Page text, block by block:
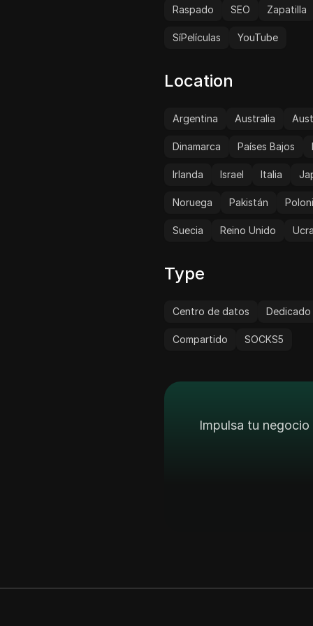
Raspado SEO Zapatilla
SíPelículas YouTube
Location
Argentina Australia
Dinamarca Países Bajos
Irlanda Israel Italia
Noruega Pakistán
Suecia Reino Unido
Type
Centro de datos Dedicado
Compartido SOCKS5
Impulsa tu